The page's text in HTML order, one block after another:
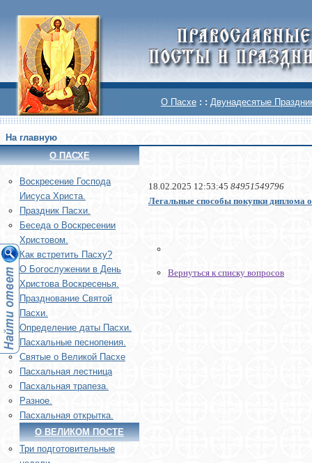
О Пасхе : : Двунадесятые
На главную
О ПАСХЕ
Воскреcение Господа
Иисуса Христа.
Праздник Пасхи.
Беседа о Воскресении
Христовом.
Как встретить Пасху?
О Богослужении в День
Христова Воскресенья.
Празднование Святой
Пасхи.
Определение даты Пасхи.
Пасхальные песнопения.
Святые о Великой Пасхе
Пасхальная лестница
Пасхальная трапеза.
Разное.
Пасхальная открытка.
О ВЕЛИКОМ ПОСТЕ
Три подготовительные
18.02.2025 12:53:45 84951549796
Легальные способы покупки диплома
Вернуться к списку вопросов